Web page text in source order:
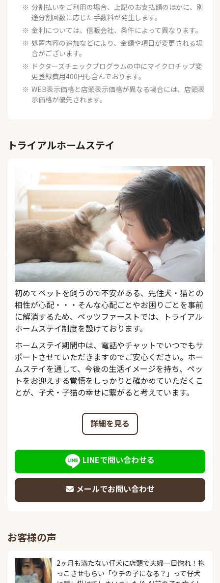
分割払いをご利用の場合、上記のお支払額のほかに、別
途分割回数に応じた手数料が発生します。
金利については、信販会社、条件によって異なります。
処置内容の追加などにより、金額や項目が変更される場
合がございます。
ドクターズチェックプログラムの中にマイクロチップ変
更登録費用400円も含んでおります。
WEB表示価格と店頭表示価格が異なる場合には、店頭表
示価格が優先されます。
トライアルホームステイ
初めてペットを飼うので不安がある、先住犬・猫との
相性が心配・・・そんな心配ごとやお困りごとを事前
に解消するため、ペッツファーストでは、トライアル
ホームステイ制度を設けております。
ホームステイ期間中は、電話やチャットでいつでもサ
ポートさせていただきますのでご安心ください。ホー
ムステイを通して、今後の生活イメージを持ち、ペッ
トをお迎えする覚悟をしっかりと確かめていただくこ
とが、子犬・子猫の幸せに繋がると考えています。
詳細を見る
LINEで問い合わせる
メールでお問い合わせ
お客様の声
2ヶ月も満たない仔犬に店頭で夫婦一目惚れ！抱
っこさせもらい「ウチの子になる？」って仔犬